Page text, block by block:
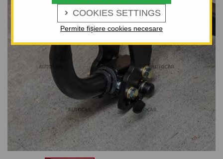
 COOKIES SETTINGS
Permite fișiere cookies necesare